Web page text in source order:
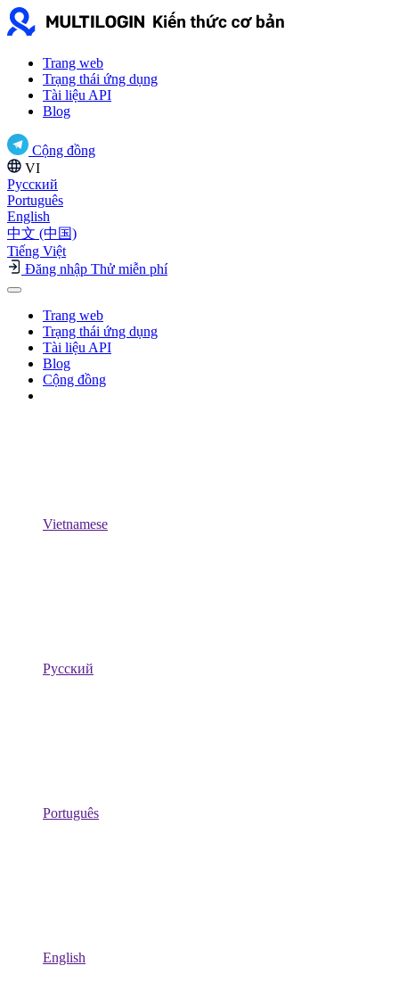
Trang web
Trạng thái ứng dụng
Tài liệu API
Blog
Cộng đồng
VI
Русский
Português
English
中文 (中国)
Tiếng Việt
Đăng nhập Thử miễn phí
Trang web
Trạng thái ứng dụng
Tài liệu API
Blog
Cộng đồng
Vietnamese
Русский
Português
English